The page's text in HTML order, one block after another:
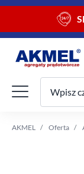
TwójWpisz
AKMEL Oferta